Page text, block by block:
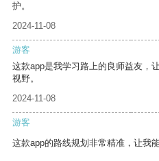
护。
2024-11-08
游客
这款app是我学习路上的良师益友，
视野。
2024-11-08
游客
这款app的路线规划非常精准，让我